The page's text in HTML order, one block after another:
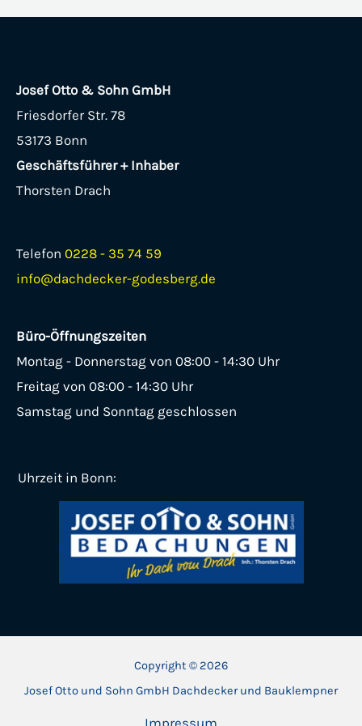
Josef Otto & Sohn GmbH
Friesdorfer Str. 78
53173 Bonn
Geschäftsführer + Inhaber
Thorsten Drach
Telefon 0228 - 35 74 59
info@dachdecker-godesberg.de
Büro-Öffnungszeiten
Montag - Donnerstag von 08:00 - 14:30 Uhr
Freitag von 08:00 - 14:30 Uhr
Samstag und Sonntag geschlossen
Uhrzeit in Bonn:
Copyright © 2026
Josef Otto und Sohn GmbH Dachdecker und Bauklempner
Impressum